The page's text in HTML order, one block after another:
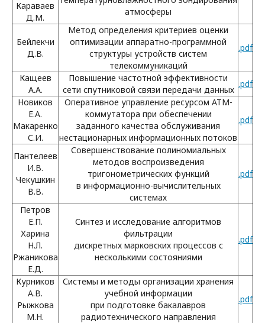
Караваев
Д.М.
атмосферы
Бейлекчи
Д.В.
Метод определения критериев оценки
оптимизации аппаратно-программной
структуры устройств систем
телекоммуникаций
.pdf
Кащеев
А.А.
Повышение частотной эффективности
сети спутниковой связи передачи данных
.pdf
Новиков
Е.А.
Макаренко
С.И.
Оперативное управление ресурсом АТМ-
коммутатора при обеспечении
заданного качества обслуживания
нестационарных информационных потоков
.pdf
Пантелеев
И.В.
Чекушкин
В.В.
Совершенствование полиномиальных
методов воспроизведения
тригонометрических функций
в информационно-вычислительных
системах
.pdf
Петров
Е.П.
Харина
Н.Л.
Ржаникова
Е.Д.
Синтез и исследование алгоритмов
фильтрации
дискретных марковских процессов с
несколькими состояниями
.pdf
Курников
А.В.
Рыжкова
М.Н.
Системы и методы организации хранения
учебной информации
при подготовке бакалавров
радиотехнического направления
.pdf